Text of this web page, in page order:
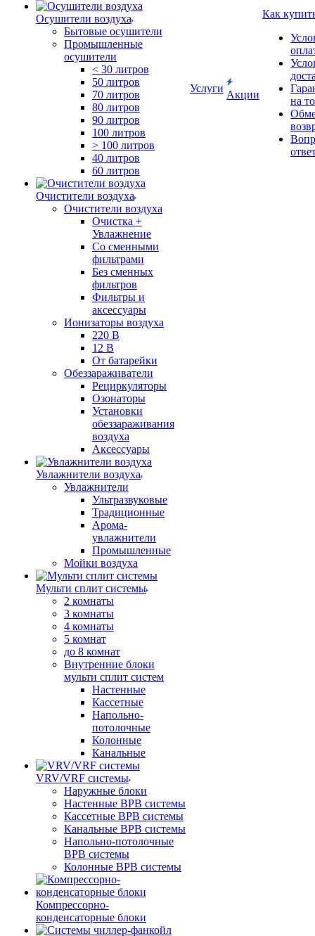
Осушители воздуха
Бытовые осушители
Промышленные
осушители
< 30 литров
50 литров
70 литров
80 литров
90 литров
100 литров
> 100 литров
40 литров
60 литров
Очистители воздуха
Очистители воздуха
Очистка +
Увлажнение
Cо сменными
фильтрами
Без сменных
фильтров
Фильтры и
аксессуары
Ионизаторы воздуха
220 В
12 В
От батарейки
Обеззараживатели
Рециркуляторы
Озонаторы
Установки
обеззараживания
воздуха
Аксессуары
Увлажнители воздуха
Увлажнители
Ультразвуковые
Традиционные
Арома-
увлажнители
Промышленные
Мойки воздуха
Мульти сплит системы
2 комнаты
3 комнаты
4 комнаты
5 комнат
до 8 комнат
Внутренние блоки
мульти сплит систем
Настенные
Кассетные
Напольно-
потолочные
Колонные
Канальные
VRV/VRF системы
Наружные блоки
Настенные ВРВ системы
Кассетные ВРВ системы
Канальные ВРВ системы
Напольно-потолочные
ВРВ системы
Колонные ВРВ системы
Компрессорно-
конденсаторные блоки
Услуги
Акции
Как
на